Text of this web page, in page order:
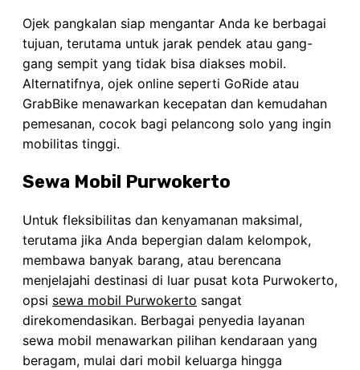
Ojek pangkalan siap mengantar Anda ke berbagai
tujuan, terutama untuk jarak pendek atau gang-
gang sempit yang tidak bisa diakses mobil.
Alternatifnya, ojek online seperti GoRide atau
GrabBike menawarkan kecepatan dan kemudahan
pemesanan, cocok bagi pelancong solo yang ingin
mobilitas tinggi.
Sewa Mobil Purwokerto
Untuk fleksibilitas dan kenyamanan maksimal,
terutama jika Anda bepergian dalam kelompok,
membawa banyak barang, atau berencana
menjelajahi destinasi di luar pusat kota Purwokerto,
opsi sewa mobil Purwokerto sangat
direkomendasikan. Berbagai penyedia layanan
sewa mobil menawarkan pilihan kendaraan yang
beragam, mulai dari mobil keluarga hingga